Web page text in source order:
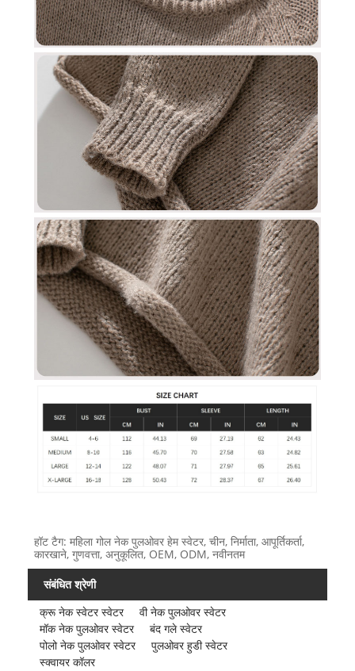
हॉट टैग: महिला गोल नेक पुलओवर हेम स्वेटर, चीन, निर्माता, आपूर्तिकर्ता,
कारखाने, गुणवत्ता, अनुकूलित, OEM, ODM, नवीनतम
संबंधित श्रेणी
क्रू नेक स्वेटर स्वेटर
वी नेक पुलओवर स्वेटर
मॉक नेक पुलओवर स्वेटर
बंद गले स्वेटर
पोलो नेक पुलओवर स्वेटर
पुलओवर हुडी स्वेटर
स्क्वायर कॉलर